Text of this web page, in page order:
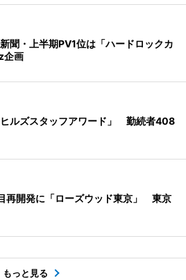
聞・上半期PV1位は「ハードロックカ
企画
ルズスタッフアワード」 勤続者408
再開発に「ローズウッド東京」 東京
もっと見る